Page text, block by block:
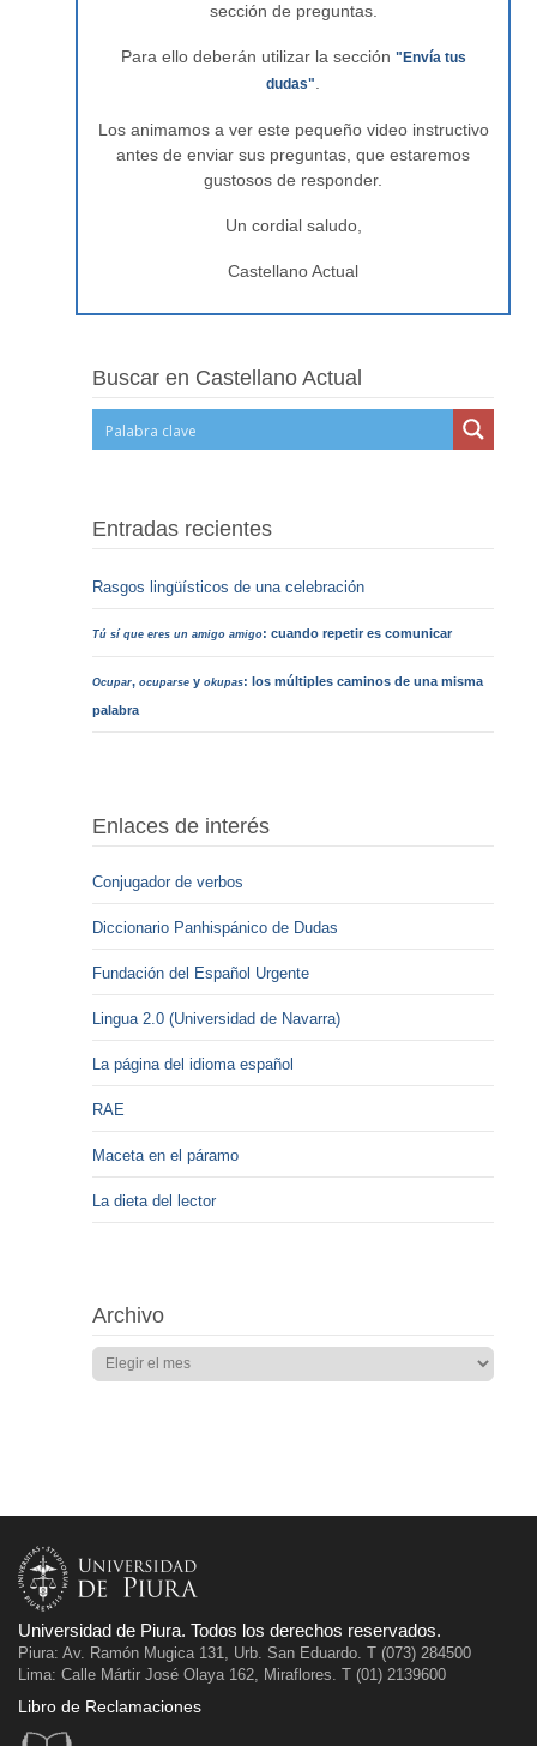
sección de preguntas.
Para ello deberán utilizar la sección "Envía tus
dudas"
Los animamos a ver este pequeño video instructivo
antes de enviar sus preguntas, que estaremos
gustosos de responder.
Un cordial saludo,
Castellano Actual
Buscar en Castellano Actual
Entradas recientes
Rasgos lingüísticos de una celebración
Tú sí que eres un amigo amigo: cuando repetir es comunicar
Ocupar,ocuparse yokupas: los múltiples caminos de una misma
palabra
Enlaces de interés
Conjugador de verbos
Diccionario Panhispánico de Dudas
Fundación del Español Urgente
Lingua 2.0 (Universidad de Navarra)
La página del idioma español
RAE
Maceta en el páramo
La dieta del lector
Archivo
Universidad de Piura. Todos los derechos reservados.
Piura: Av. Ramón Mugica 131, Urb. San Eduardo. T (073) 284500
Lima: Calle Mártir José Olaya 162, Miraflores. T (01) 2139600
Libro de Reclamaciones